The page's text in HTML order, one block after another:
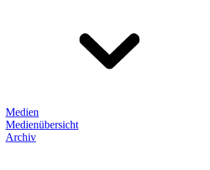
Medien
Medienübersicht
Archiv